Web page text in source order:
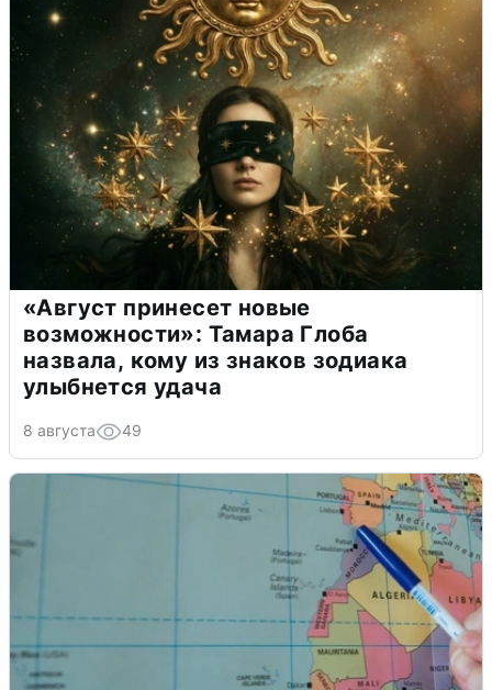
«Август принесет новые
возможности»: Тамара Глоба
назвала, кому из знаков зодиака
улыбнется удача
8 августа 49